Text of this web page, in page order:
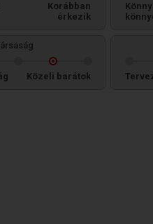
Korábban
érkezik
Közeli barátok